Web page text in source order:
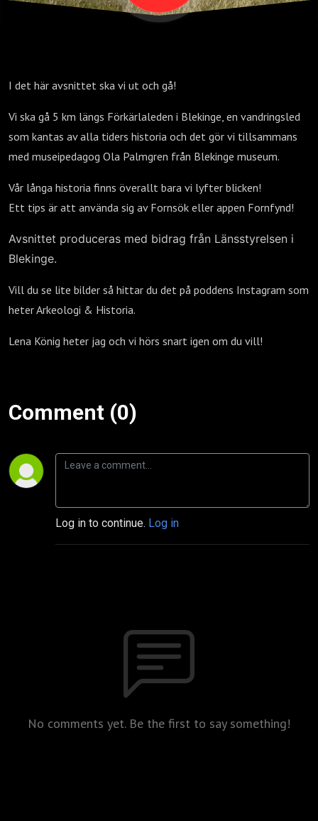
I det här avsnittet ska vi ut och gå!
Vi ska gå 5 km längs Förkärlaleden i Blekinge, en vandringsled
som kantas av alla tiders historia och det gör vi tillsammans
med museipedagog Ola Palmgren från Blekinge museum.
Vår långa historia finns överallt bara vi lyfter blicken!
Ett tips är att använda sig av Fornsök eller appen Fornfynd!
Avsnittet produceras med bidrag från Länsstyrelsen i
Blekinge.
Vill du se lite bilder så hittar du det på poddens Instagram som
heter Arkeologi & Historia.
Lena König heter jag och vi hörs snart igen om du vill!
Comment (0)
Log in to continue. Log in
No comments yet. Be the first to say something!